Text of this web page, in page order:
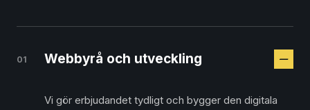
01 Webbyrå och utveckling
Vi gör erbjudandet tydligt och bygger den digitala